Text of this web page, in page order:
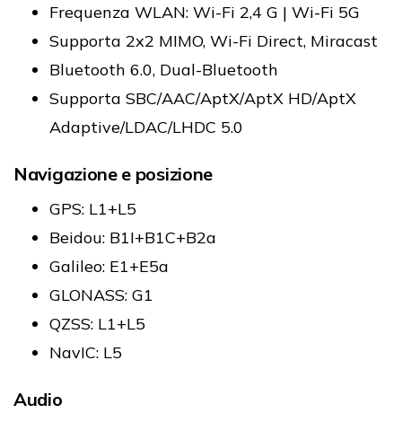
Frequenza WLAN: Wi-Fi 2,4 G | Wi-Fi 5G
Supporta 2x2 MIMO, Wi-Fi Direct, Miracast
Bluetooth 6.0, Dual-Bluetooth
Supporta SBC/AAC/AptX/AptX HD/AptX
Adaptive/LDAC/LHDC 5.0
Navigazione e posizione
GPS: L1+L5
Beidou: B1I+B1C+B2a
Galileo: E1+E5a
GLONASS: G1
QZSS: L1+L5
NavIC: L5
Audio